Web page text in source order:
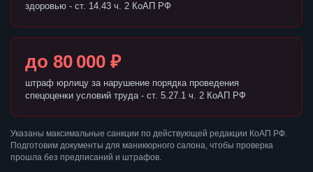
здоровью - ст. 14.43 ч. 2 КоАП РФ
до 80 000 ₽
штраф юрлицу за нарушение порядка проведения
спецоценки условий труда - ст. 5.27.1 ч. 2 КоАП РФ
Указаны максимальные санкции по действующей редакции КоАП РФ.
Подготовим документы для маникюрного салона, чтобы проверка
прошла без предписаний и штрафов.